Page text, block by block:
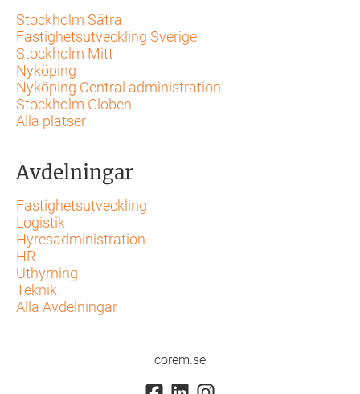
Stockholm Sätra
Fastighetsutveckling Sverige
Stockholm Mitt
Nyköping
Nyköping Central administration
Stockholm Globen
Alla platser
Avdelningar
Fastighetsutveckling
Logistik
Hyresadministration
HR
Uthyrning
Teknik
Alla Avdelningar
corem.se